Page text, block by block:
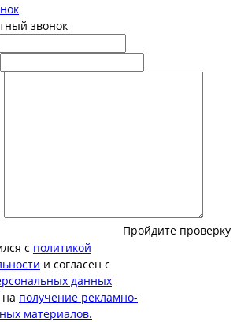
звонок
Пройдите проверку
с политикой
и согласен с
данных
на получение рекламно-
материалов.